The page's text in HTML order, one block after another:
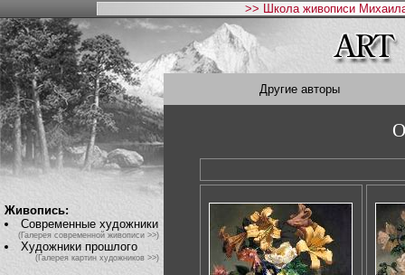
>> Школа живописи
Живопись:
Современные художники
(Галерея современной живописи >>)
Художники прошлого
(Галерея картин художников >>)
Другие авторы